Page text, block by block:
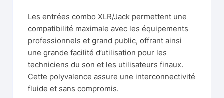
Les entrées combo XLR/Jack permettent une
compatibilité maximale avec les équipements
professionnels et grand public, offrant ainsi
une grande facilité d’utilisation pour les
techniciens du son et les utilisateurs finaux.
Cette polyvalence assure une interconnectivité
fluide et sans compromis.